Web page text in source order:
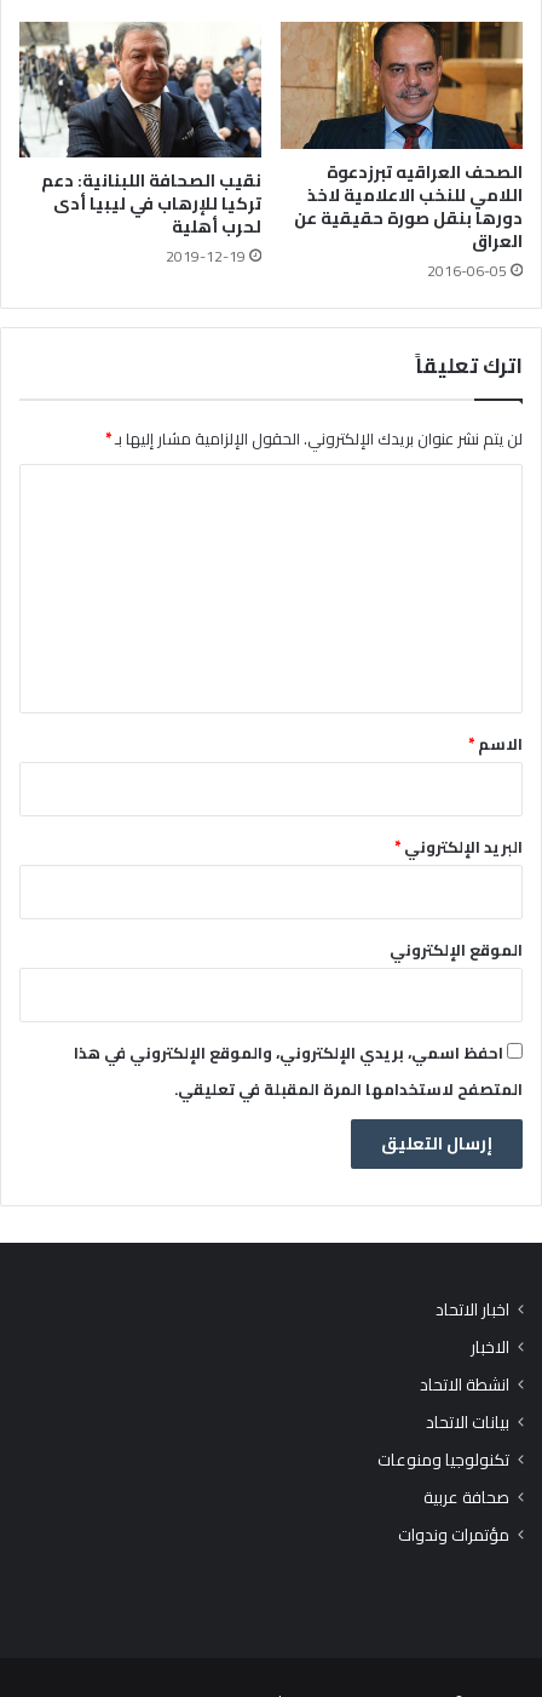
الصحف العراقيه تبرزدعوة
اللامي للنخب الاعلامية لاخذ
دورها بنقل صورة حقيقية عن
العراق
2016-06-05
نقيب الصحافة اللبنانية: دعم
تركيا للإرهاب في ليبيا أدى
لحرب أهلية
2019-12-19
اترك تعليقاً
لن يتم نشر عنوان بريدك الإلكتروني.الحقول الإلزامية مشار إليها بـ*
*الاسم*
البريد الإلكتروني*
الموقع الإلكتروني
احفظ اسمي، بريدي الإلكتروني، والموقع الإلكتروني في هذا
المتصفح لاستخدامها المرة المقبلة في تعليقي.
اخبار الاتحاد
الاخبار
انشطة الاتحاد
بيانات الاتحاد
تكنولوجيا ومنوعات
صحافة عربية
مؤتمرات وندوات